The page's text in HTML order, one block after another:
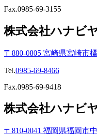
Fax.0985-69-3155
株式会社ハナビ
〒880-0805 宮崎県宮崎市
Tel.0985-69-8466
Fax.0985-69-9418
株式会社ハナビ
〒810-0041 福岡県福岡市